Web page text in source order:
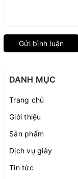
Gửi bình luận
DANH MỤC
Trang chủ
Giới thiệu
Sản phẩm
Dịch vụ giày
Tin tức